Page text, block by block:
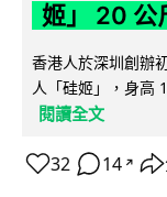
姬」 20 公
香港人於深圳創辦
人「硅姬」，身高
閱讀全文
32 14 ↗